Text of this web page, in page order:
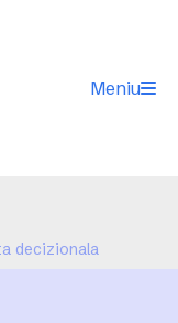
Meniu
decizionala